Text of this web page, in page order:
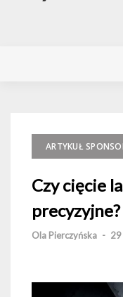
ARTYKUŁ
Czy cięcie
precyzyjne?
Ola Pierczyńska -